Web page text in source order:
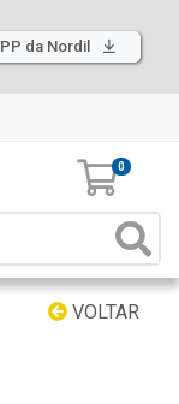
da Nordil
0
VOLTAR